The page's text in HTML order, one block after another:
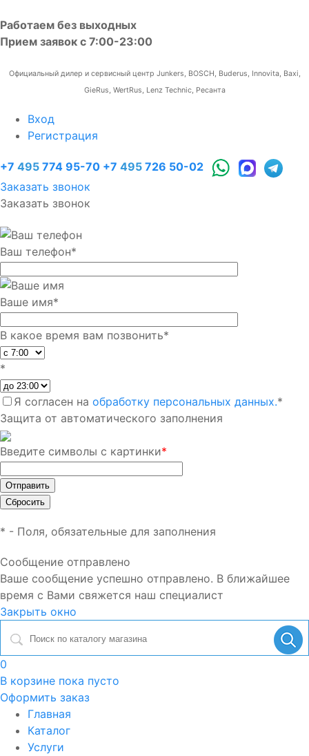
Работаем без выходных
Прием заявок с 7:00-23:00
Официальный дилер и сервисный центр Junkers, BOSCH, Buderus, Innovita, Baxi,
GieRus, WertRus, Lenz Technic, Ресанта
Вход
Регистрация
+7 495 774 95-70 +7 495 726 50-02
Заказать звонок
Заказать звонок
Ваш телефон*
Ваше имя*
В какое время вам позвонить*
*
Я согласен на обработку персональных данных.*
Защита от автоматического заполнения
Введите символы с картинки*
* - Поля, обязательные для заполнения
Сообщение отправлено
Ваше сообщение успешно отправлено. В ближайшее
время с Вами свяжется наш специалист
Закрыть окно
0
В корзине пока пусто
Оформить заказ
Главная
Каталог
Услуги